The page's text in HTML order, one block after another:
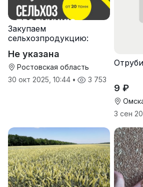
Закупаем
сельхозпродукцию:
подсолнечник
Не указана
Ростовская область
30 окт 2025, 10:44 • 3 753
9 ₽
3 сен